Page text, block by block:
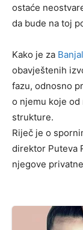
ostaće
da bude na toj
Kako je za
obavještenih
fazu, odnosno
o njemu koje
strukture.
Riječ je o
direktor Puteva
njegove